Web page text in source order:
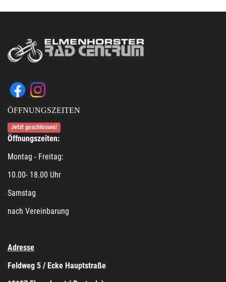
ÖFFNUNGSZEITEN
Jetzt geschlossen!
Öffnungszeiten:
Montag - Freitag:
10.00- 18.00 Uhr
Samstag
nach Vereinbarung
Adresse
Feldweg 5 / Ecke Hauptstraße